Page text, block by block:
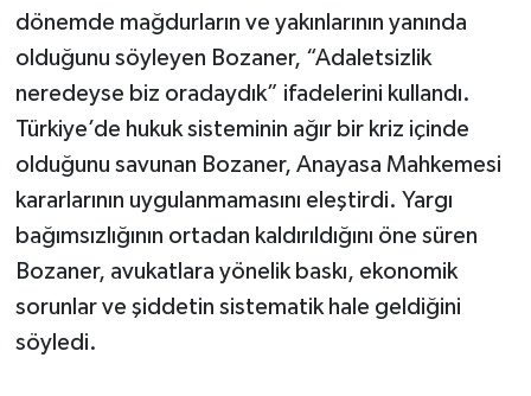
dönemde mağdurların ve yakınlarının yanında
olduğunu söyleyen Bozaner, “Adaletsizlik
neredeyse biz oradaydık” ifadelerini kullandı.
Türkiye’de hukuk sisteminin ağır bir kriz içinde
olduğunu savunan Bozaner, Anayasa Mahkemesi
kararlarının uygulanmamasını eleştirdi. Yargı
bağımsızlığının ortadan kaldırıldığını öne süren
Bozaner, avukatlara yönelik baskı, ekonomik
sorunlar ve şiddetin sistematik hale geldiğini
söyledi.